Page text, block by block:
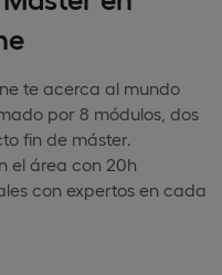
te acerca al mundo
por 8 módulos, dos
fin de máster.
el área con 20h
con expertos en cada